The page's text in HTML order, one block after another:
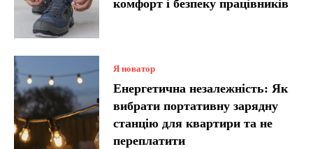
комфорт і безпеку працівників
Я новатор
Енергетична незалежність: Як
вибрати портативну зарядну
станцію для квартири та не
переплатити